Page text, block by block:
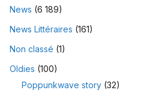
News (6 189)
News Littéraires (161)
Non classé (1)
Oldies (100)
Poppunkwave story (32)